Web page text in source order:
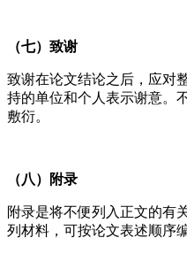
（七）致谢
致谢在论文结论之后，应对
持的单位和个人表示谢意。
敷衍。
（八）附录
附录是将不便列入正文的有
列材料，可按论文表述顺序编